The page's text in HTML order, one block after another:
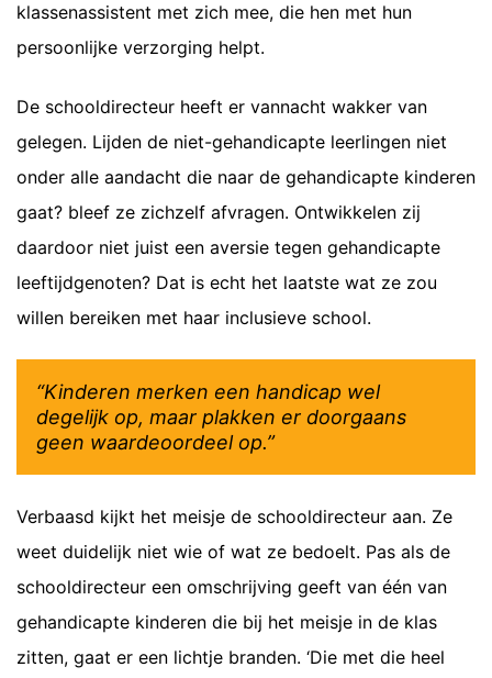
klassenassistent met zich mee, die hen met hun
persoonlijke verzorging helpt.
De schooldirecteur heeft er vannacht wakker van
gelegen. Lijden de niet-gehandicapte leerlingen niet
onder alle aandacht die naar de gehandicapte kinderen
gaat? bleef ze zichzelf afvragen. Ontwikkelen zij
daardoor niet juist een aversie tegen gehandicapte
leeftijdgenoten? Dat is echt het laatste wat ze zou
willen bereiken met haar inclusieve school.
“Kinderen merken een handicap wel
degelijk op, maar plakken er doorgaans
geen waardeoordeel op.”
Verbaasd kijkt het meisje de schooldirecteur aan. Ze
weet duidelijk niet wie of wat ze bedoelt. Pas als de
schooldirecteur een omschrijving geeft van één van
gehandicapte kinderen die bij het meisje in de klas
zitten, gaat er een lichtje branden. ‘Die met die heel